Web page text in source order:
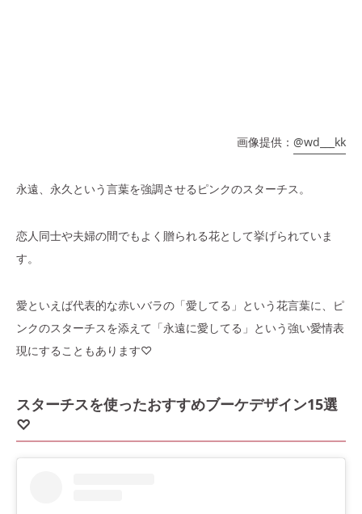
画像提供： @wd___kk
永遠、永久という言葉を強調させるピンクのスターチス。
恋人同士や夫婦の間でもよく贈られる花として挙げられていま
す。
愛といえば代表的な赤いバラの「愛してる」という花言葉に、ピ
ンクのスターチスを添えて「永遠に愛してる」という強い愛情表
現にすることもあります♡
スターチスを使ったおすすめブーケデザイン15選
♡